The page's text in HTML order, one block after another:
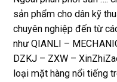
sản phẩm cho dân kỹ
chuyên nghiệp đến từ
như QIANLI –
DZKJ – ZXW –
loại mặt hàng nổi tiếng